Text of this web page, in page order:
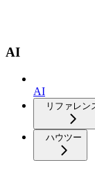
AI
AI
リファレン
ハウツー